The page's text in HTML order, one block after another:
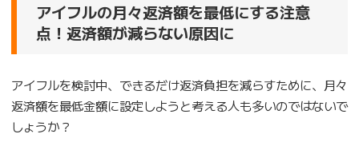
アイフルの月々返済額を最低にする注意
点！返済額が減らない原因に
アイフルを検討中、できるだけ返済負担を減らすために、月々
返済額を最低金額に設定しようと考える人も多いのではないで
しょうか？